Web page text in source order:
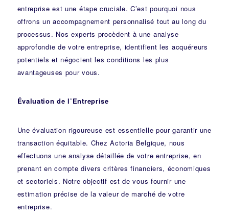
entreprise est une étape cruciale. C’est pourquoi nous
offrons un accompagnement personnalisé tout au long du
processus. Nos experts procèdent à une analyse
approfondie de votre entreprise, identifient les acquéreurs
potentiels et négocient les conditions les plus
avantageuses pour vous.
Évaluation de l’Entreprise
Une évaluation rigoureuse est essentielle pour garantir une
transaction équitable. Chez Actoria Belgique, nous
effectuons une analyse détaillée de votre entreprise, en
prenant en compte divers critères financiers, économiques
et sectoriels. Notre objectif est de vous fournir une
estimation précise de la valeur de marché de votre
entreprise.